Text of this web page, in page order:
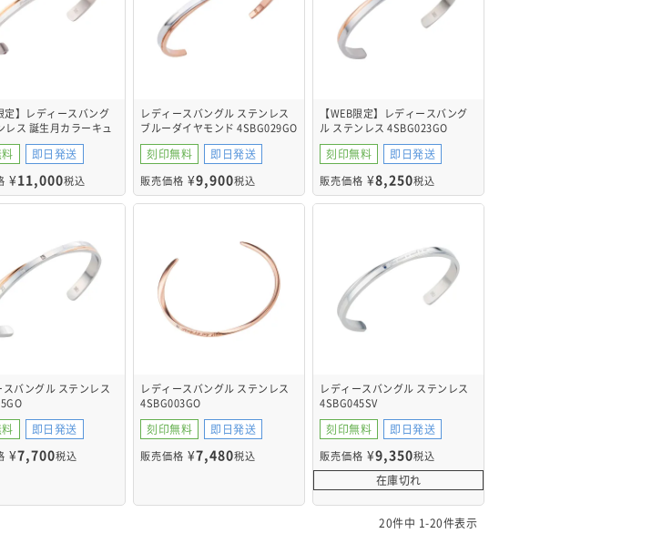
定】レディースバング
レス 誕生月カラーキュ
4SBG035GO
料 即日発送
¥11,000税込
レディースバングル ステンレス
ブルーダイヤモンド 4SBG029GO
刻印無料 即日発送
販売価格 ¥9,900税込
【WEB限定】レディースバング
ル ステンレス 4SBG023GO
刻印無料 即日発送
販売価格 ¥8,250税込
スバングル ステンレス
料 即日発送
¥7,700税込
レディースバングル ステンレス
4SBG003GO
刻印無料 即日発送
販売価格 ¥7,480税込
レディースバングル ステンレス
4SBG045SV
刻印無料 即日発送
販売価格 ¥9,350税込
在庫切れ
20件中 1 -20件表示